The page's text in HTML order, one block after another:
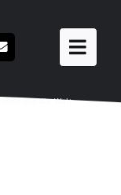
und die Welt.